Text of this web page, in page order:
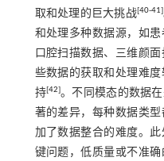
取和处理的巨大挑战[40-41]
和处理多种数据源，如
口腔扫描数据、三维颜
些数据的获取和处理难
持[42]。不同模态的数据
著的差异，每种数据类
加了数据整合的难度。
键问题，低质量或不准确